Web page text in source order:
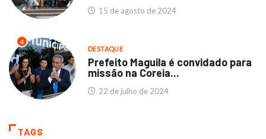
15 de agosto de 2024
4
DESTAQUE
Prefeito Maguila é convidado para
missão na Coreia...
22 de julho de 2024
TAGS